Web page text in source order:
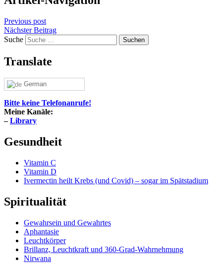
Previous post
Nächster Beitrag
Suche
Translate
German
Bitte keine Telefonanrufe!
Meine Kanäle:
–Library
Gesundheit
Vitamin C
Vitamin D
Ivermectin heilt Krebs (und Covid) – sogar im Spätstadium
Spiritualität
Gewahrsein und Gewahrtes
Aphantasie
Leuchtkörper
Brillanz, Leuchtkraft und 360-Grad-Wahrnehmung
Nirwana